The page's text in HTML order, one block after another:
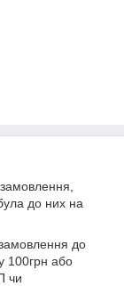
до них на
до
100грн або
чи